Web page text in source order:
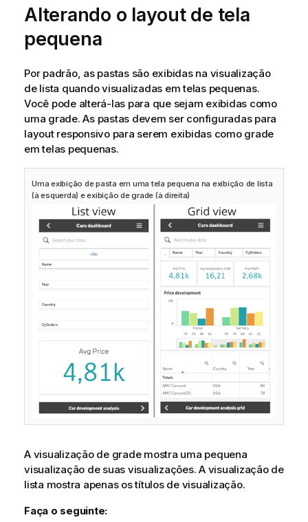
Alterando o layout de tela
pequena
Por padrão, as pastas são exibidas na visualização
de lista quando visualizadas em telas pequenas.
Você pode alterá-las para que sejam exibidas como
uma grade. As pastas devem ser configuradas para
layout responsivo para serem exibidas como grade
em telas pequenas.
Uma exibição de pasta em uma tela pequena na exibição de lista
(à esquerda) e exibição de grade (à direita)
A visualização de grade mostra uma pequena
visualização de suas visualizações. A visualização de
lista mostra apenas os títulos de visualização.
Faça o seguinte: